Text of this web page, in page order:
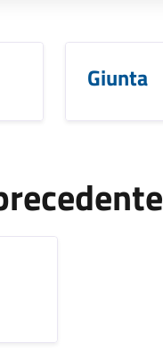
Giunta